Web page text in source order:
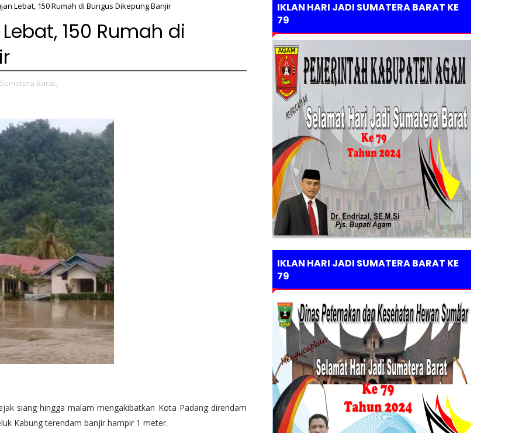
Lebat, 150 Rumah di Bungus Dikepung Banjir
150 Rumah di
Sumatera Barat,
siang hingga malam mengakibatkan Kota Padang direndam
Kabung terendam banjir hampir 1 meter.
IKLAN HARI JADI SUMATERA BARAT KE
79
IKLAN HARI JADI SUMATERA BARAT KE
79